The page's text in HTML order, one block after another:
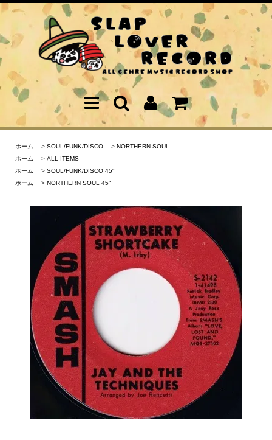
ホーム > SOUL/FUNK/DISCO > NORTHERN SOUL
ホーム
> ALL ITEMS
ホーム
> SOUL/FUNK/DISCO 45"
ホーム
> NORTHERN SOUL 45"